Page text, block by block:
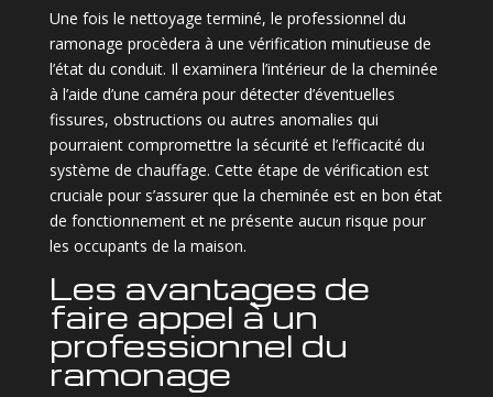
Une fois le nettoyage terminé, le professionnel du
ramonage procèdera à une vérification minutieuse de
l’état du conduit. Il examinera l’intérieur de la cheminée
à l’aide d’une caméra pour détecter d’éventuelles
fissures, obstructions ou autres anomalies qui
pourraient compromettre la sécurité et l’efficacité du
système de chauffage. Cette étape de vérification est
cruciale pour s’assurer que la cheminée est en bon état
de fonctionnement et ne présente aucun risque pour
les occupants de la maison.
Les avantages de
faire appel à un
professionnel du
ramonage